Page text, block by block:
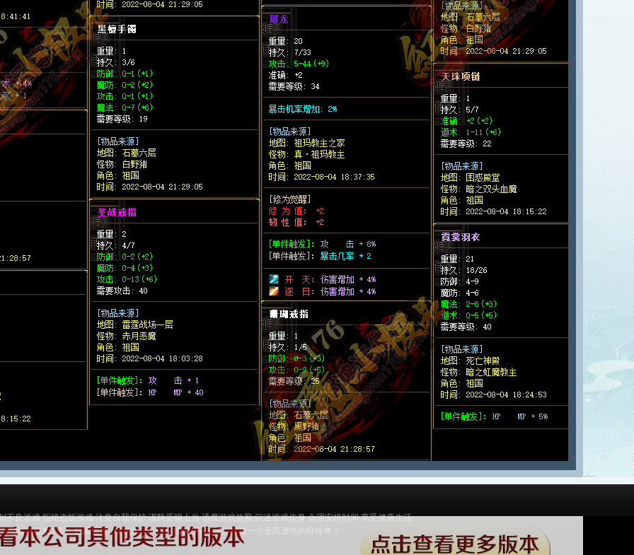
不良游戏 拒绝盗版游戏 注意自我保护 谨防受骗上当 适度游戏益脑 沉迷游戏伤身 合理安排时间 享受健康生活
戏由 《红魔176》 独家运营 All rights reserved. 版权所有 致力打造一个全民激情的好传奇！